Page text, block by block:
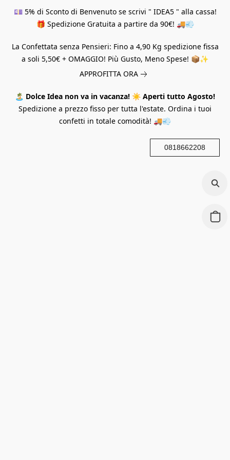
💷 5% di Sconto di Benvenuto se scrivi " IDEA5 " alla cassa!
🎁 Spedizione Gratuita a partire da 90€! 🚚💨
La Confettata senza Pensieri: Fino a 4,90 Kg spedizione fissa
a soli 5,50€ + OMAGGIO! Più Gusto, Meno Spese! 📦✨
APPROFITTA ORA
🏝️ Dolce Idea non va in vacanza! ☀️ Aperti tutto Agosto!
Spedizione a prezzo fisso per tutta l'estate. Ordina i tuoi
confetti in totale comodità! 🚚💨
0818662208